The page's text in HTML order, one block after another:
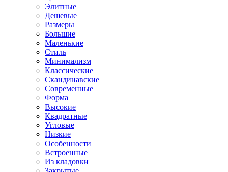
Элитные
Дешевые
Размеры
Большие
Маленькие
Стиль
Минимализм
Классические
Скандинавские
Современные
Форма
Высокие
Квадратные
Угловые
Низкие
Особенности
Встроенные
Из кладовки